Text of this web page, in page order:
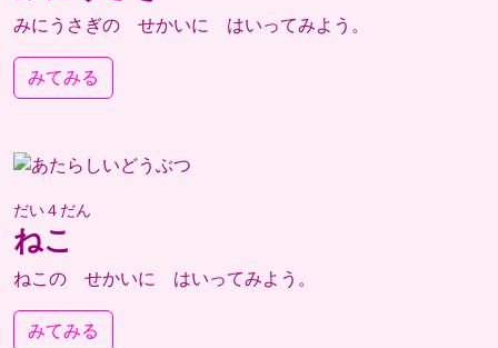
みにうさぎの せかいに はいってみよう。
みてみる
だい４だん
ねこ
ねこの せかいに はいってみよう。
みてみる